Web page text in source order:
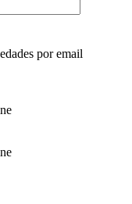
por email